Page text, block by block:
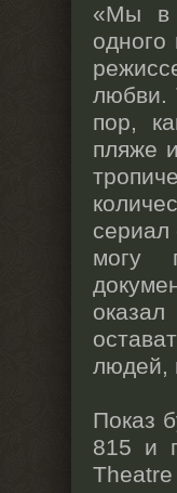
«Мы в
любви.
пор,
пляже
могу
людей,
Показ
815 и